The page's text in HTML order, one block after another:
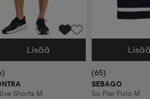
Valitse Koko
Lisää
Shorts M
Valitse Koko
(65)
SEBAGO
So Pier Polo M